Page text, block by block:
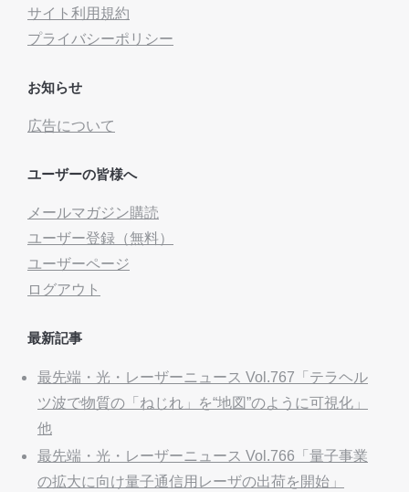
サイト利用規約
プライバシーポリシー
お知らせ
広告について
ユーザーの皆様へ
メールマガジン購読
ユーザー登録（無料）
ユーザーページ
ログアウト
最新記事
最先端・光・レーザーニュース Vol.767「テラヘル
ツ波で物質の「ねじれ」を“地図”のように可視化」
他
最先端・光・レーザーニュース Vol.766「量子事業
の拡大に向け量子通信用レーザの出荷を開始」